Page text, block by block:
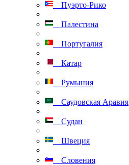
Пуэрто-Рико
Палестина
Португалия
Катар
Румыния
Саудовская Аравия
Судан
Швеция
Словения